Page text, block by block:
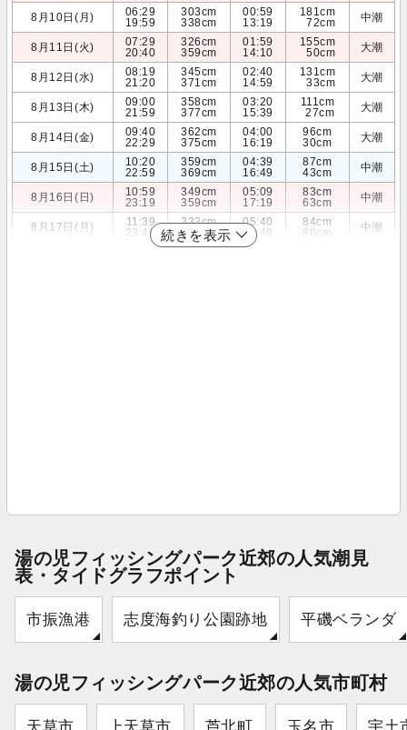
8月10日(月)
06:29
19:59
303cm
338cm
00:59
13:19
181cm
72cm
中潮
8月11日(火)
07:29
20:40
326cm
359cm
01:59
14:10
155cm
50cm
大潮
8月12日(水)
08:19
21:20
345cm
371cm
02:40
14:59
131cm
33cm
大潮
8月13日(木)
09:00
21:59
358cm
377cm
03:20
15:39
111cm
27cm
大潮
8月14日(金)
09:40
22:29
362cm
375cm
04:00
16:19
96cm
30cm
大潮
8月15日(土)
10:20
22:59
359cm
369cm
04:39
16:49
87cm
43cm
中潮
8月16日(日)
10:59
23:19
349cm
359cm
05:09
17:19
83cm
63cm
中潮
8月17日(月)
11:39
23:40
333cm
348cm
05:40
17:49
84cm
88cm
中潮
続きを表示
湯の児フィッシングパーク近郊の人気潮見
表・タイドグラフポイント
市振漁港 志度海釣り公園跡地 平磯ベランダ
湯の児フィッシングパーク近郊の人気市町村
天草市 上天草市 芦北町 玉名市 宇土